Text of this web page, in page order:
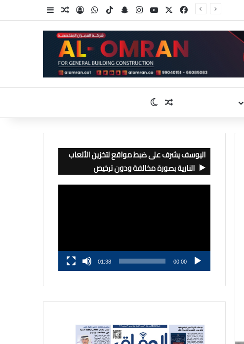
فيسبوك ‫YouTubeانستقرامسناب تشات
‫TikTokواتسابتسجيل الدخول
مقال عشوائي
إضافة عمود
مقال عشوائي
الوضع المظلم
اليوسف يشرف على ضبط مواقع لتخزين الألعاب
النارية بصورة مخالفة ودون ترخيص
00:00
01:38